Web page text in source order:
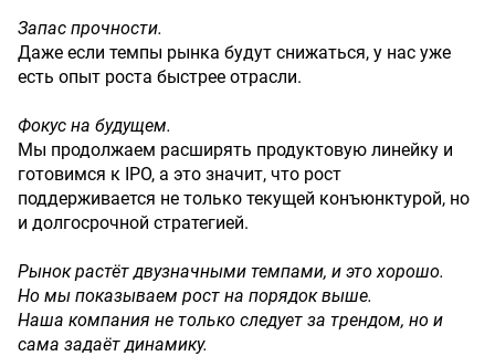
Запас прочности.
Даже если темпы рынка будут снижаться, у нас уже
есть опыт роста быстрее отрасли.
Фокус на будущем.
Мы продолжаем расширять продуктовую линейку и
готовимся к IPO, а это значит, что рост
поддерживается не только текущей конъюнктурой, но
и долгосрочной стратегией.
Рынок растёт двузначными темпами, и это хорошо.
Но мы показываем рост на порядок выше.
Наша компания не только следует за трендом, но и
сама задаёт динамику.